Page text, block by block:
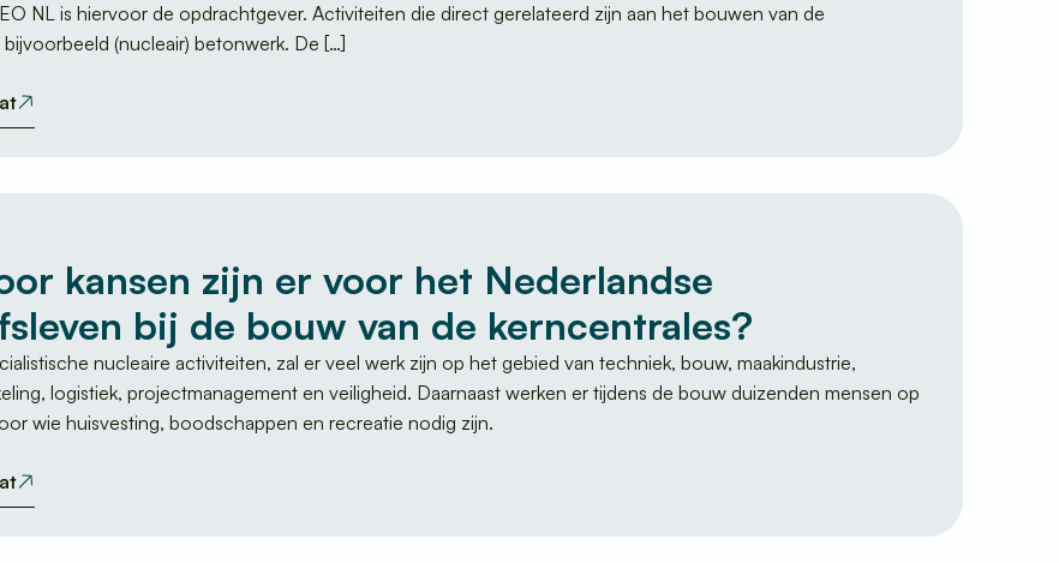
NL is hiervoor de opdrachtgever. Activiteiten die direct gerelateerd zijn aan het bouwen van de
(nucleair) betonwerk. De […]
kansen zijn er voor het Nederlandse
bij de bouw van de kerncentrales?
nucleaire activiteiten, zal er veel werk zijn op het gebied van techniek, bouw, maakindustrie,
logistiek, projectmanagement en veiligheid. Daarnaast werken er tijdens de bouw duizenden mensen op
wie huisvesting, boodschappen en recreatie nodig zijn.